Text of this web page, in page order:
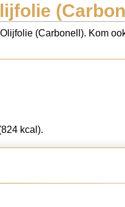
(Carbonell). Kom
kcal).